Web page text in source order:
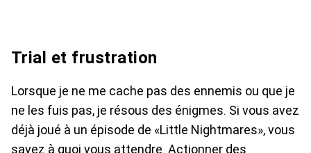
Trial et frustration
Lorsque je ne me cache pas des ennemis ou que je
ne les fuis pas, je résous des énigmes. Si vous avez
déjà joué à un épisode de «Little Nightmares», vous
savez à quoi vous attendre. Actionner des